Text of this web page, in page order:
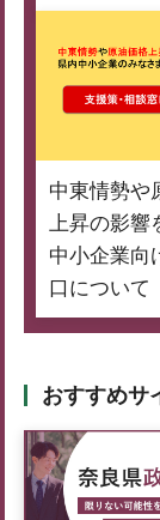
中東情勢や
上昇の影響
中小企業向
口について
おすすめサ